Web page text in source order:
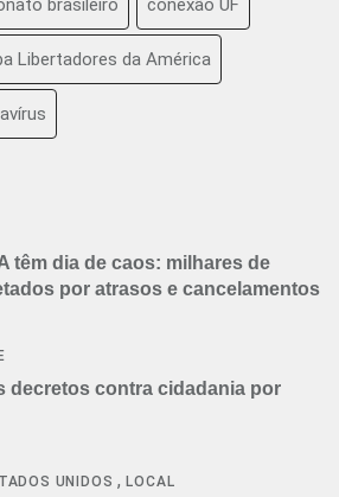
brasileiro conexão UF
Libertadores da América
têm dia de caos: milhares de
por atrasos e cancelamentos
decretos contra cidadania por
UNIDOS ,LOCAL